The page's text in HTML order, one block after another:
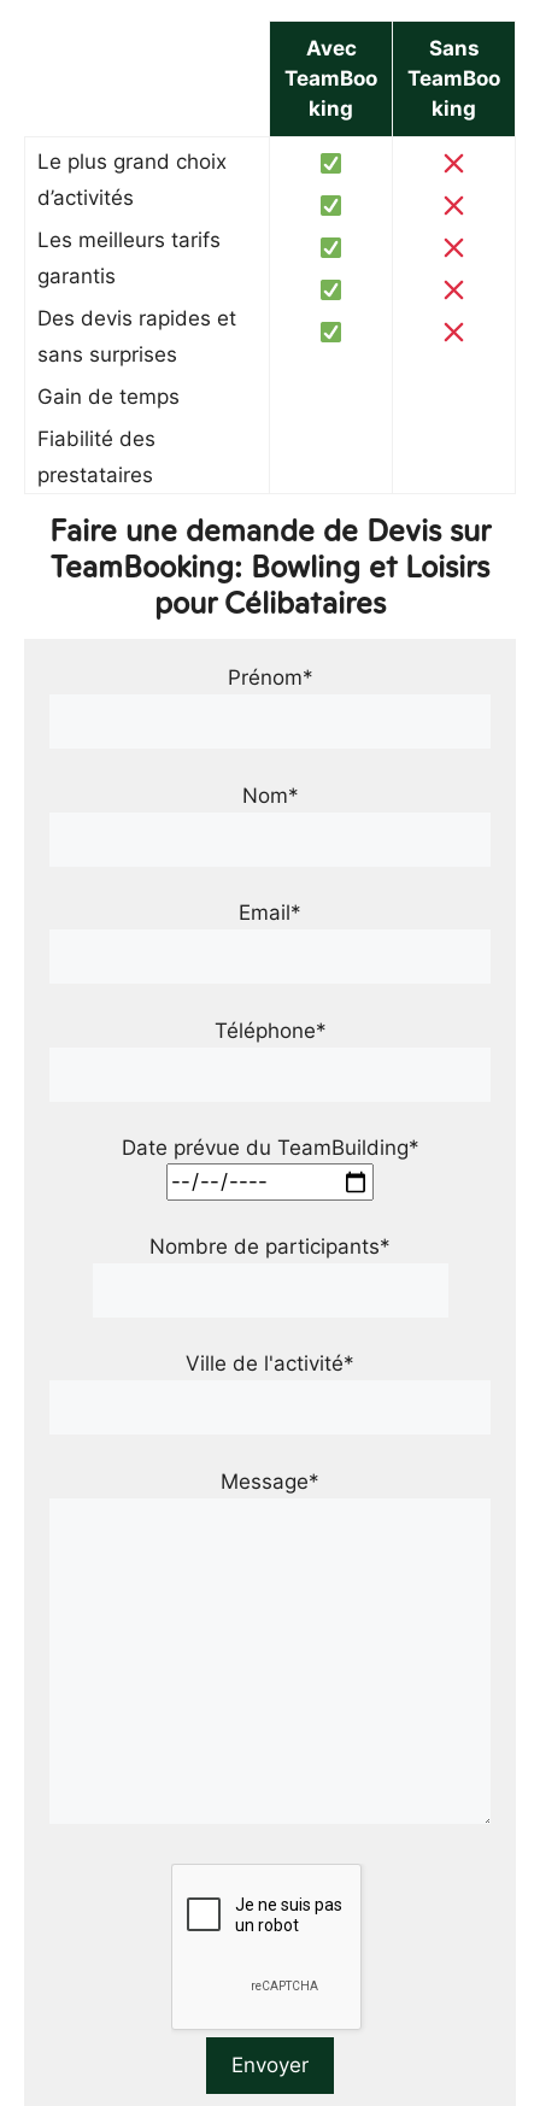
Avec
TeamBoo
king
Sans
TeamBoo
king
Le plus grand choix
d’activités
Les meilleurs tarifs
garantis
Des devis rapides et
sans surprises
Gain de temps
Fiabilité des
prestataires
Faire une demande de Devis sur
TeamBooking: Bowling et Loisirs
pour Célibataires
Prénom*
Nom*
Email*
Téléphone*
Date prévue du TeamBuilding*
Nombre de participants*
Ville de l'activité*
Message*